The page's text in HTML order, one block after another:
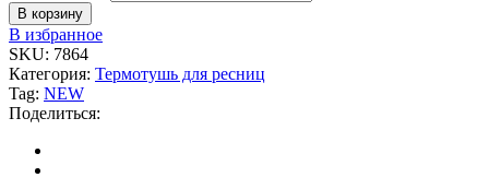
В корзину
В избранное
SKU: 7864
Категория: Термотушь для ресниц
Tag: NEW
Поделиться: